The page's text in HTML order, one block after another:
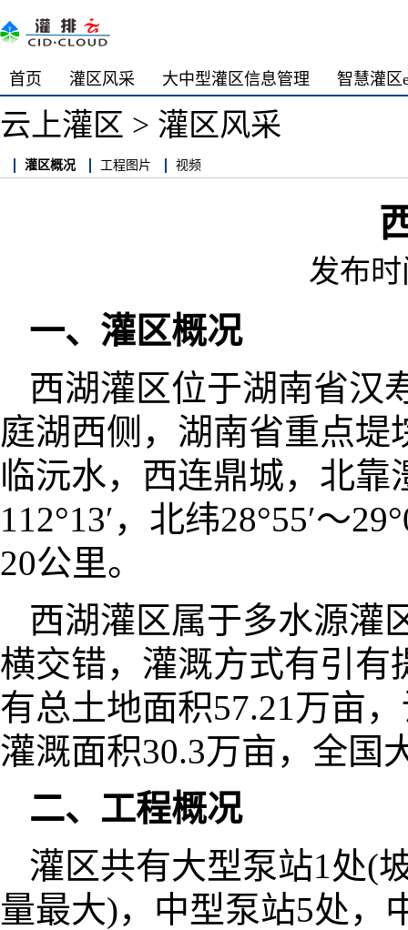
首页 灌区风采 大中型灌区信息管理 智慧灌区
云上灌区 > 灌区风采
灌区概况 工程图片 视频
发布
一、灌区概况
西湖灌区位于湖南省汉
庭湖西侧，湖南省重点
临沅水，西连鼎城，北靠
112°13′，北纬28°55′～
20公里。
西湖灌区属于多水源灌
横交错，灌溉方式有引有
有总土地面积57.21万亩
灌溉面积30.3万亩，全国
二、工程概况
灌区共有大型泵站1处(
量最大)，中型泵站5处，